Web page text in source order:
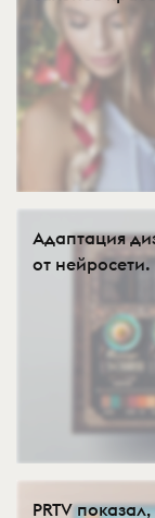
Адаптация
от
PRTV